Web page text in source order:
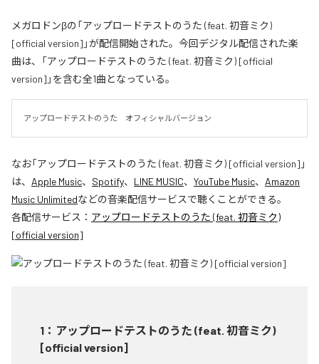
メガロドンβの「アップロードテストのうた (feat. 初音ミク)
[official version]」が配信開始された。今回デジタル配信された楽
曲は、「アップロードテストのうた (feat. 初音ミク) [official
version]」を含む全1曲となっている。
アップロードテストのうた　オフィシャルバージョン
なお「アップロードテストのうた (feat. 初音ミク) [official version] 」
は、 Apple Music、 Spotify、 LINE MUSIC、 YouTube Music、 Amazon
Music Unlimitedなどの音楽配信サービスで聴くことができる。
各配信サービス： アップロードテストのうた (feat. 初音ミク)
[official version]
1 ： アップロードテストのうた (feat. 初音ミク)
[official version]